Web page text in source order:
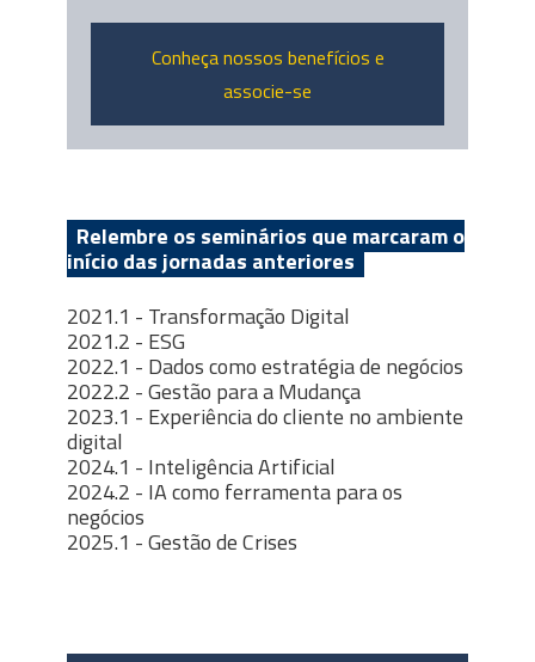
Conheça nossos benefícios e
associe-se
Relembre os seminários que marcaram o
início das jornadas anteriores
2021.1 - Transformação Digital
2021.2 - ESG
2022.1 - Dados como estratégia de negócios
2022.2 - Gestão para a Mudança
2023.1 - Experiência do cliente no ambiente
digital
2024.1 - Inteligência Artificial
2024.2 - IA como ferramenta para os
negócios
2025.1 - Gestão de Crises